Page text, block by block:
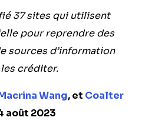
37 sites qui utilisent
pour reprendre des
sources d’information
créditer.
Wang, et Coalter
août 2023